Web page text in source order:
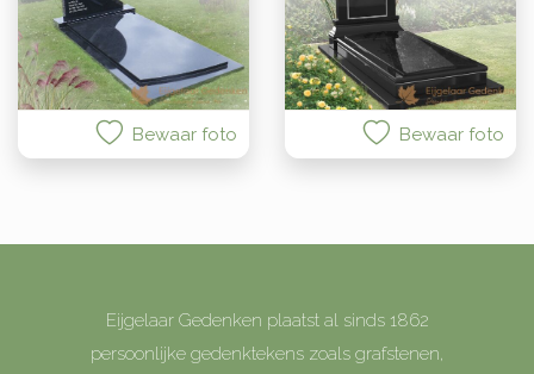
Bewaar foto Bewaar foto
Eijgelaar Gedenken plaatst al sinds 1862
persoonlijke gedenktekens zoals grafstenen,